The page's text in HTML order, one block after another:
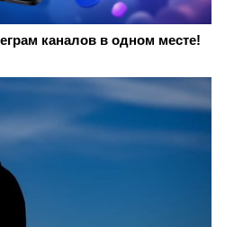
каналов в одном месте!